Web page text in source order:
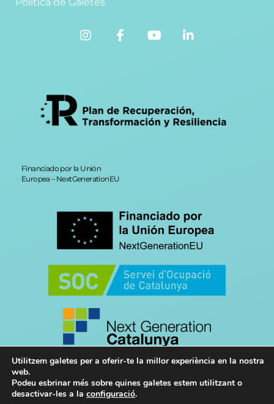
Financiado por la Unión
Europea – NextGenerationEU
Utilitzem galetes per a oferir-te la millor experiència en la nostra
web.
Podeu esbrinar més sobre quines galetes estem utilitzant o
desactivar-les a la configuració.